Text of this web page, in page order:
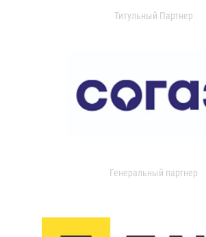
Титульный Партнер
Генеральный партнер